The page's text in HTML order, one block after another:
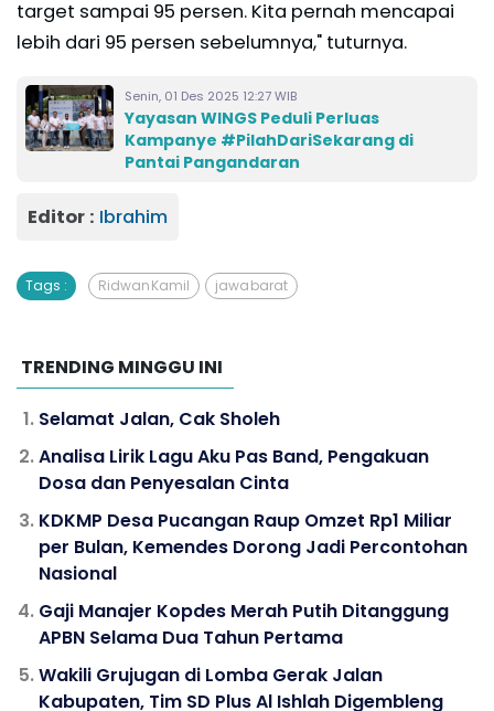
target sampai 95 persen. Kita pernah mencapai
lebih dari 95 persen sebelumnya," tuturnya.
Senin, 01 Des 2025 12:27 WIB
Yayasan WINGS Peduli Perluas
Kampanye #PilahDariSekarang di
Pantai Pangandaran
Editor : Ibrahim
Tags : Ridwan Kamil jawa barat
TRENDING MINGGU INI
Selamat Jalan, Cak Sholeh
Analisa Lirik Lagu Aku Pas Band, Pengakuan
Dosa dan Penyesalan Cinta
KDKMP Desa Pucangan Raup Omzet Rp1 Miliar
per Bulan, Kemendes Dorong Jadi Percontohan
Nasional
Gaji Manajer Kopdes Merah Putih Ditanggung
APBN Selama Dua Tahun Pertama
Wakili Grujugan di Lomba Gerak Jalan
Kabupaten, Tim SD Plus Al Ishlah Digembleng